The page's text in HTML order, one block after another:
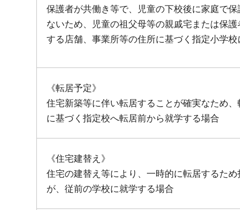
保護者が共働き等で、児童の下校後に家庭で
ないため、児童の祖父母等の親戚宅または保
する店舗、事業所等の住所に基づく指定小学
《転居予定》
住宅新築等に伴い転居することが確実なため
に基づく指定校へ転居前から就学する場合
《住宅建替え》
住宅の建替え等により、一時的に転居するため
が、従前の学校に就学する場合